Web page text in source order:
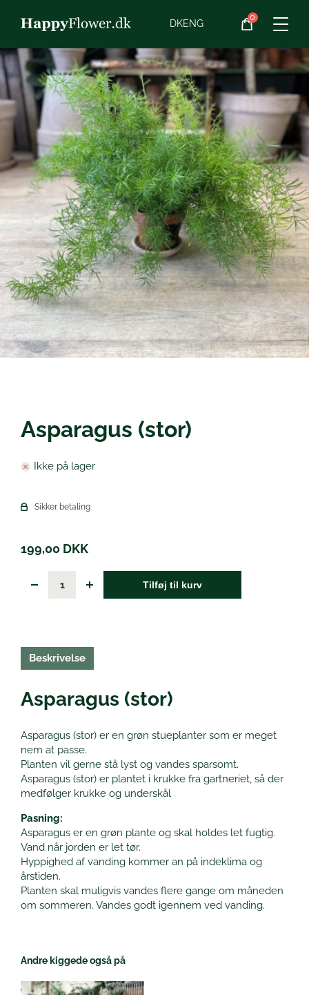
Blomster
Blomster­abonnement
Begravelse
Planter
Gaveideer
Chokolade
Vin
Øl
DKENG
0
Asparagus (stor)
Ikke på lager
Sikker betaling
199,00 DKK
Tilføj til kurv
Beskrivelse
Asparagus (stor)
Asparagus (stor) er en grøn stueplanter som er meget
nem at passe.
Planten vil gerne stå lyst og vandes sparsomt.
Asparagus (stor) er plantet i krukke fra gartneriet, så der
medfølger krukke og underskål
Pasning:
Asparagus er en grøn plante og skal holdes let fugtig.
Vand når jorden er let tør.
Hyppighed af vanding kommer an på indeklima og
årstiden.
Planten skal muligvis vandes flere gange om måneden
om sommeren. Vandes godt igennem ved vanding.
Andre kiggede også på
Dette